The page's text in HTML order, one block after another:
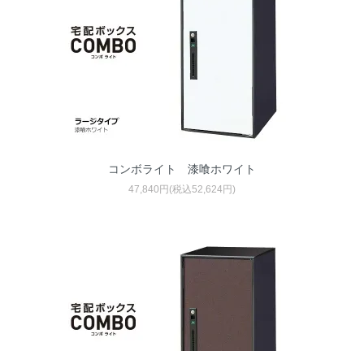
コンボライト 漆喰ホワイト
47,840円(税込52,624円)